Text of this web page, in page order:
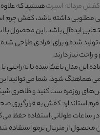
مردانه اسپرتهستید که علاوه
مطلوبی داشته باشد، کفش چرم
شده و برای افرادی طراحی
نیاز دارند.
این مدل باعث شده تا به‌راحتی با
هماهنگ شود. شما می‌توانید این
روزمره ست کنید و ظاهری
استاندارد کفش به قرارگیری
ساعات طولانی استفاده حفظ
محصول از متریال ترمو